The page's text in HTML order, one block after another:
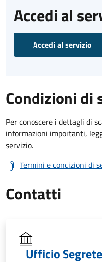
Accedi al
Accedi al servizio
Condizioni di
Per conoscere i dettagli di
informazioni importanti,
servizio.
Termini e condizioni di
Contatti
Ufficio